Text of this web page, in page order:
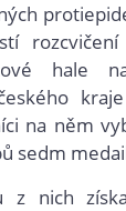
hale
na něm
sedm
z nich